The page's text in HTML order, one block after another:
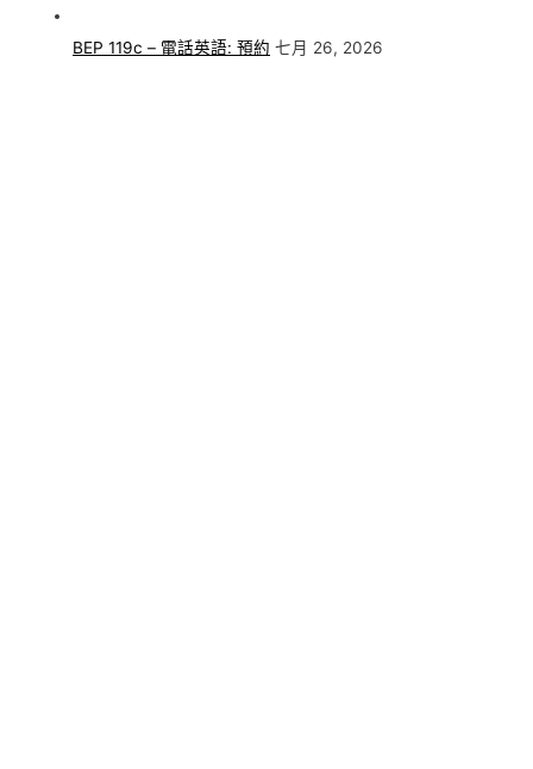
BEP 119c – 電話英語: 預約 七月 26, 2026